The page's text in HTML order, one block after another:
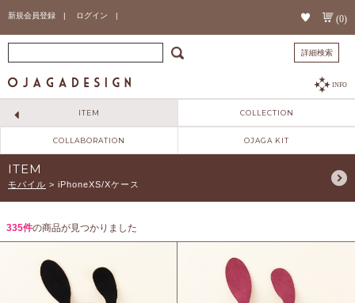
新規会員登録 | ログイン | (0)
詳細検索
INFO
ITEM COLLECTION
COLLABORATION OJAGA KIT
ITEM
モバイル > iPhoneXS/Xケース
335件の商品が見つかりました